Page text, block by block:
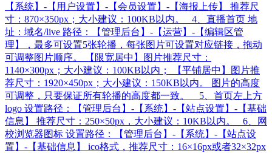
【系统】-【用户设置】-【会员设置】-【海报上传】 推荐尺
寸：870×350px；大小建议：100KB以内。 4、直播首页 地
址：域名/live 路径：【管理后台】-【运营】-【编辑区管
理】，最多可设置5张轮播，每张图片可设置对应链接，拖动
可调整图片顺序。 【限宽居中】图片推荐尺寸：
1140×300px；大小建议：100KB以内； 【平铺居中】图片推
荐尺寸：1920×450px；大小建议：150KB以内。 图片的高度
可调整，只要保证所有轮播的高度都一致。 5、首页左上方
logo 设置路径：【管理后台】-【系统】-【站点设置】-【基础
信息】 推荐尺寸：250×50px，大小建议：10KB以内。 6、网
校浏览器图标 设置路径：【管理后台】-【系统】-【站点设
置】-【基础信息】 ico格式，推荐尺寸：16×16px或者32×32px